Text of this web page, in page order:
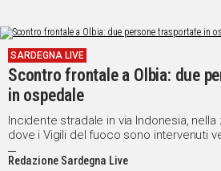
SARDEGNA LIVE
Scontro frontale a Olbia: due
in ospedale
Incidente stradale in via Indonesia, nella
dove i Vigili del fuoco sono intervenuti
Redazione Sardegna Live